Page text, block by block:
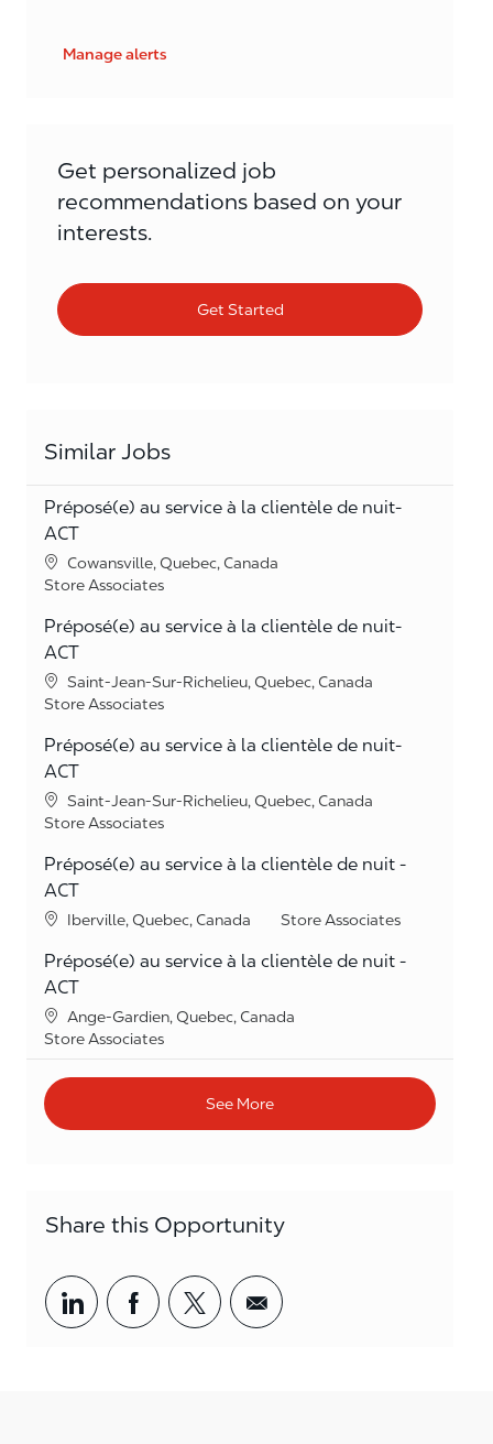
Manage alerts
Get personalized job
recommendations based on your
interests.
Get Started
Similar Jobs
Préposé(e) au service à la clientèle de nuit-
ACT
Location
Cowansville, Quebec, Canada
Category
Store Associates
Préposé(e) au service à la clientèle de nuit-
ACT
Location
Saint-Jean-Sur-Richelieu, Quebec, Canada
Category
Store Associates
Préposé(e) au service à la clientèle de nuit-
ACT
Location
Saint-Jean-Sur-Richelieu, Quebec, Canada
Category
Store Associates
Préposé(e) au service à la clientèle de nuit -
ACT
Location
Iberville, Quebec, Canada Category
Store Associates
Préposé(e) au service à la clientèle de nuit -
ACT
Location
Ange-Gardien, Quebec, Canada
Category
Store Associates
See More
Share this Opportunity
Share via LinkedIn
Share via Facebook
Share via twitter
Share via email